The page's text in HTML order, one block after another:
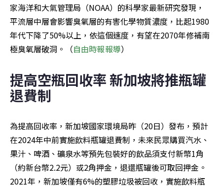
家海洋和大氣管理局（NOAA）的科學家最新研究發現，
平流層中層會影響臭氧層的有害化學物質濃度，比起1980
年代下降了50%以上，依這個速度，有望在2070年修補南
極臭氧層破洞。（自由時報報導）
提高空瓶回收率 新加坡將推瓶罐
退費制
為提高回收率，新加坡國家環境局昨（20日）發布，預計
在2024年中前實施飲料瓶罐退費制，未來民眾購買汽水、
果汁、啤酒、礦泉水等預先包裝好的飲品須支付新幣1角
（約新台幣2.2元）或2角押金，退還瓶罐後可取回押金。
2021年，新加坡僅有6%的塑膠垃圾被回收，實施飲料瓶